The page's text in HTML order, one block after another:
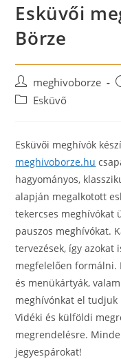
Esküvői
Börze
Post
author:
meghivoborze
PostEsküvő
Esküvői meghívók
meghivoborze.hu
hagyományos,
alapján megalkotott
tekercses meghívókat
pauszos meghívókat.
tervezések, így azokat
megfelelően formálni.
és menükártyák,
meghívónkat el
Vidéki és külföldi
megrendelésre.
jegyespárokat!